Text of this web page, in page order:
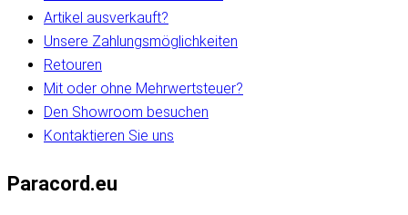
Artikel ausverkauft?
Unsere Zahlungsmöglichkeiten
Retouren
Mit oder ohne Mehrwertsteuer?
Den Showroom besuchen
Kontaktieren Sie uns
Paracord.eu